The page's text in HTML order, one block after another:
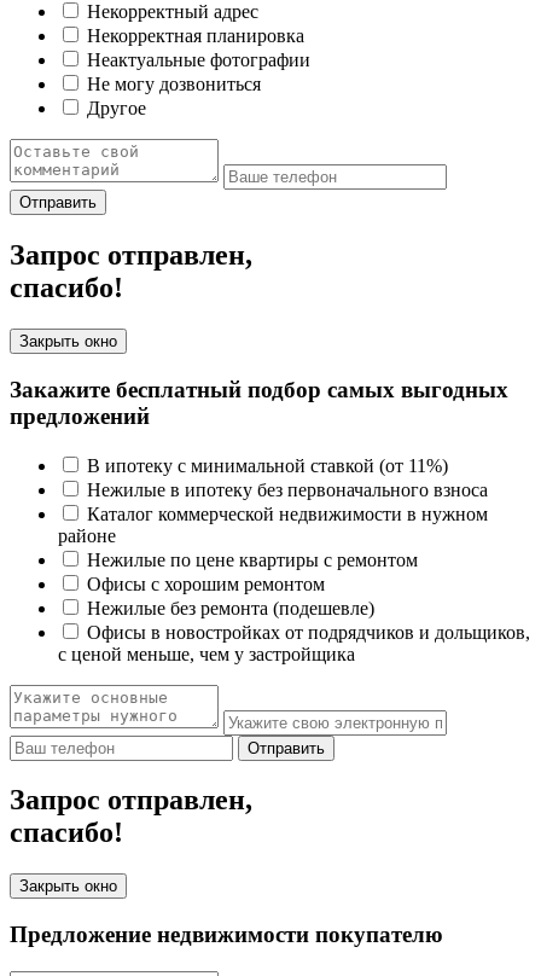
Некорректный адрес
Некорректная планировка
Неактуальные фотографии
Не могу дозвониться
Другое
Отправить
Запрос отправлен,
спасибо!
Закрыть окно
Закажите бесплатный подбор самых выгодных
предложений
В ипотеку с минимальной ставкой (от 11%)
Нежилые в ипотеку без первоначального взноса
Каталог коммерческой недвижимости в нужном
районе
Нежилые по цене квартиры с ремонтом
Офисы с хорошим ремонтом
Нежилые без ремонта (подешевле)
Офисы в новостройках от подрядчиков и дольщиков,
с ценой меньше, чем у застройщика
Отправить
Запрос отправлен,
спасибо!
Закрыть окно
Предложение недвижимости покупателю